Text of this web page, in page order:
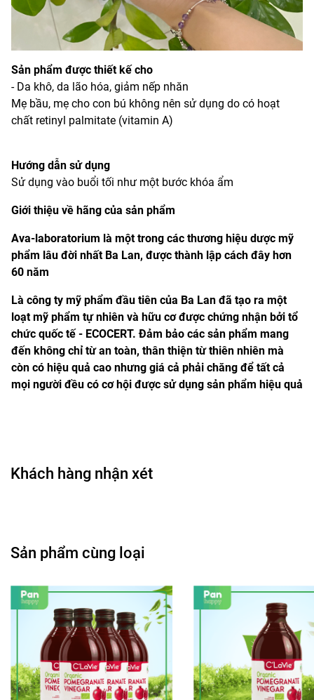
Sản phẩm được thiết kế cho
- Da khô, da lão hóa, giảm nếp nhăn
Mẹ bầu, mẹ cho con bú không nên sử dụng do có hoạt
chất retinyl palmitate (vitamin A)
Hướng dẫn sử dụng
Sử dụng vào buổi tối như một bước khóa ẩm
Giới thiệu về hãng của sản phẩm
Ava-laboratorium là một trong các thương hiệu dược mỹ
phẩm lâu đời nhất Ba Lan, được thành lập cách đây hơn
60 năm
Là công ty mỹ phẩm đầu tiên của Ba Lan đã tạo ra một
loạt mỹ phẩm tự nhiên và hữu cơ được chứng nhận bởi tổ
chức quốc tế - ECOCERT. Đảm bảo các sản phẩm mang
đến không chỉ từ an toàn, thân thiện từ thiên nhiên mà
còn có hiệu quả cao nhưng giá cả phải chăng để tất cả
mọi người đều có cơ hội được sử dụng sản phẩm hiệu quả
Khách hàng nhận xét
Sản phẩm cùng loại